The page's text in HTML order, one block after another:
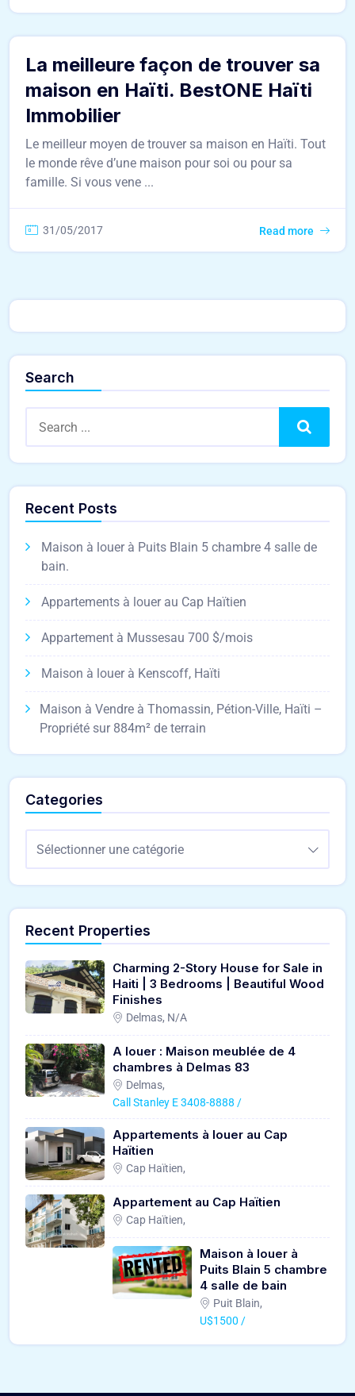
La meilleure façon de trouver sa
maison en Haïti. BestONE Haïti
Immobilier
Le meilleur moyen de trouver sa maison en Haïti. Tout
le monde rêve d’une maison pour soi ou pour sa
famille. Si vous vene ...
31/05/2017 Read more
Search
Search
Recent Posts
Maison à louer à Puits Blain 5 chambre 4 salle de
bain.
Appartements à louer au Cap Haïtien
Appartement à Mussesau 700 $/mois
Maison à louer à Kenscoff, Haïti
Maison à Vendre à Thomassin, Pétion-Ville, Haïti –
Propriété sur 884m² de terrain
Categories
Sélectionner une catégorie
Recent Properties
Charming 2-Story House for Sale in
Haiti | 3 Bedrooms | Beautiful Wood
Finishes
Delmas, N/A
A louer : Maison meublée de 4
chambres à Delmas 83
Delmas,
Call Stanley E 3408-8888 /
Appartements à louer au Cap
Haïtien
Cap Haïtien,
Appartement au Cap Haïtien
Cap Haïtien,
Maison à louer à
Puits Blain 5 chambre
4 salle de bain
Puit Blain,
U$1500 /